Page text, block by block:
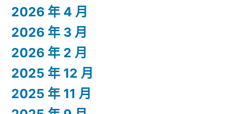
2026 年 4 月
2026 年 3 月
2026 年 2 月
2025 年 12 月
2025 年 11 月